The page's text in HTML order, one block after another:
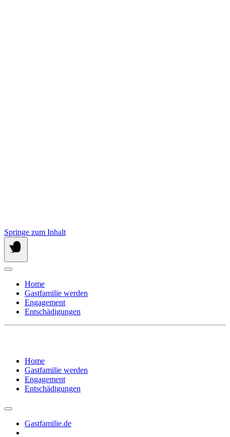
Springe zum Inhalt
Home
Gastfamilie werden
Engagement
Entschädigungen
Home
Gastfamilie werden
Engagement
Entschädigungen
Gastfamilie.de